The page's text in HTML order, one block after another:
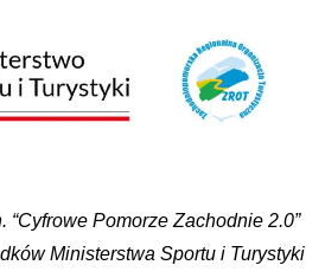
Pomorze Zachodnie 2.0”
Ministerstwa Sportu i Turystyki